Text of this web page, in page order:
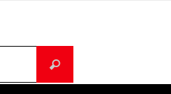
Vyhledávání